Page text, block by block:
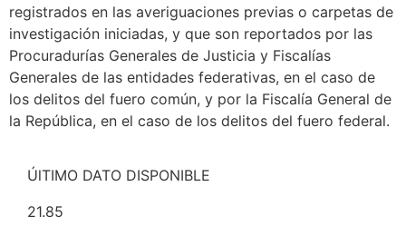
registrados en las averiguaciones previas o carpetas de
investigación iniciadas, y que son reportados por las
Procuradurías Generales de Justicia y Fiscalías
Generales de las entidades federativas, en el caso de
los delitos del fuero común, y por la Fiscalía General de
la República, en el caso de los delitos del fuero federal.
ÚlTIMO DATO DISPONIBLE
21.85